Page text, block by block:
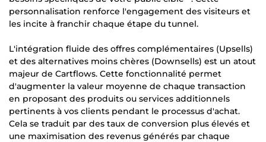
personnalisation renforce l'engagement des visiteurs et
les incite à franchir chaque étape du tunnel.
L'intégration fluide des offres complémentaires (Upsells)
et des alternatives moins chères (Downsells) est un atout
majeur de Cartflows. Cette fonctionnalité permet
d'augmenter la valeur moyenne de chaque transaction
en proposant des produits ou services additionnels
pertinents à vos clients pendant le processus d'achat.
Cela se traduit par des taux de conversion plus élevés et
une maximisation des revenus générés par chaque